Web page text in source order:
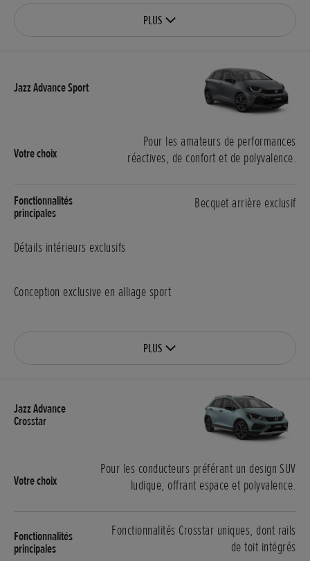
PLUS
Pour les amateurs de performances
réactives, de confort et de polyvalence.
Becquet arrière exclusif
Détails intérieurs exclusifs
Conception exclusive en alliage sport
PLUS
Pour les conducteurs préférant un design SUV
ludique, offrant espace et polyvalence.
Fonctionnalités Crosstar uniques, dont rails
de toit intégrés